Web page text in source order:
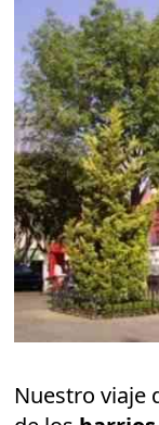
Nuestro viaje